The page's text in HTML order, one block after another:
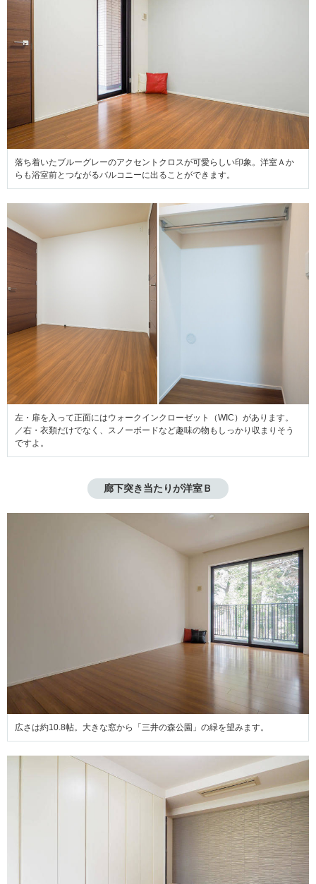
落ち着いたブルーグレーのアクセントクロスが可愛らしい印象。洋室Ａか
らも浴室前とつながるバルコニーに出ることができます。
左・扉を入って正面にはウォークインクローゼット（WIC）があります。
／右・衣類だけでなく、スノーボードなど趣味の物もしっかり収まりそう
ですよ。
廊下突き当たりが洋室Ｂ
広さは約10.8帖。大きな窓から「三井の森公園」の緑を望みます。